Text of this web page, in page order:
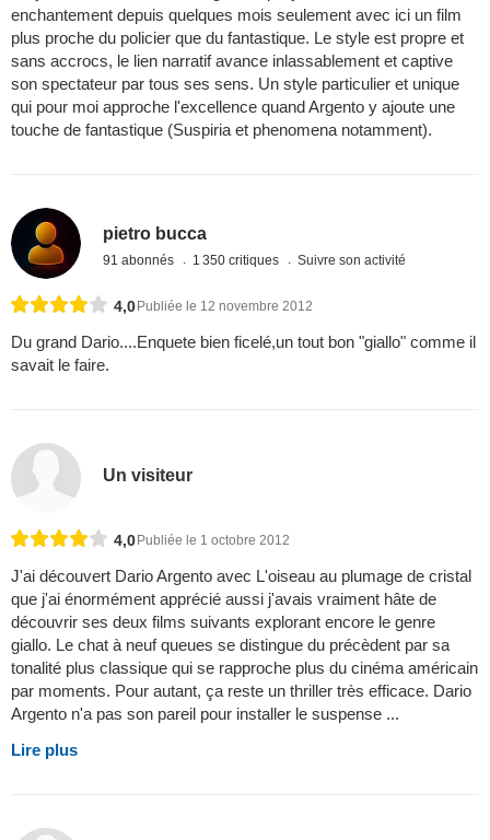
enchantement depuis quelques mois seulement avec ici un film
plus proche du policier que du fantastique. Le style est propre et
sans accrocs, le lien narratif avance inlassablement et captive
son spectateur par tous ses sens. Un style particulier et unique
qui pour moi approche l'excellence quand Argento y ajoute une
touche de fantastique (Suspiria et phenomena notamment).
pietro bucca
91 abonnés 1 350 critiques Suivre son activité
4,0Publiée le 12 novembre 2012
Du grand Dario....Enquete bien ficelé,un tout bon "giallo" comme il
savait le faire.
Un visiteur
4,0Publiée le 1 octobre 2012
J'ai découvert Dario Argento avec L'oiseau au plumage de cristal
que j'ai énormément apprécié aussi j'avais vraiment hâte de
découvrir ses deux films suivants explorant encore le genre
giallo. Le chat à neuf queues se distingue du précèdent par sa
tonalité plus classique qui se rapproche plus du cinéma américain
par moments. Pour autant, ça reste un thriller très efficace. Dario
Argento n'a pas son pareil pour installer le suspense ...
Lire plus